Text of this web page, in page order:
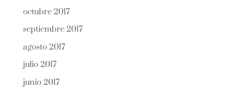
octubre 2017
septiembre 2017
agosto 2017
julio 2017
junio 2017